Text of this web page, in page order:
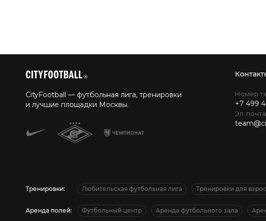
CityFootball — футбольная лига, тренировки
и лучшие площадки Москвы.
Номер
+7 499
Эл.
Тренировки: Любительская футбольная лига Тренировки для
Аренда полей: Футбольный центр Аренда футбольного зала